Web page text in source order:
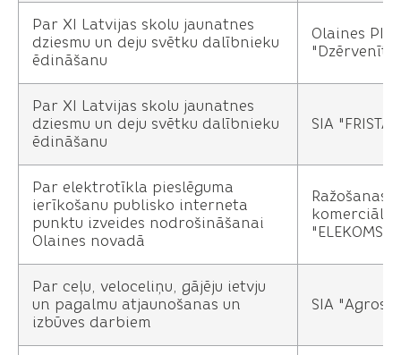
Par XI Latvijas skolu jaunatnes
dziesmu un deju svētku dalībnieku
ēdināšanu
Olaines PII
"Dzērvenīte"
Par XI Latvijas skolu jaunatnes
dziesmu un deju svētku dalībnieku
ēdināšanu
SIA
Par elektrotīkla pieslēguma
ierīkošanu publisko interneta
punktu izveides nodrošināšanai
Olaines novadā
Ražošanas
komerciālā
"ELEKOMS"
Par ceļu, veloceliņu, gājēju ietvju
un pagalmu atjaunošanas un
izbūves darbiem
SIA